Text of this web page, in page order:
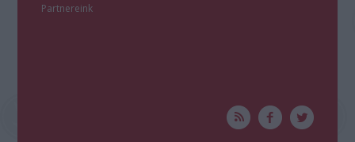
Partnereink